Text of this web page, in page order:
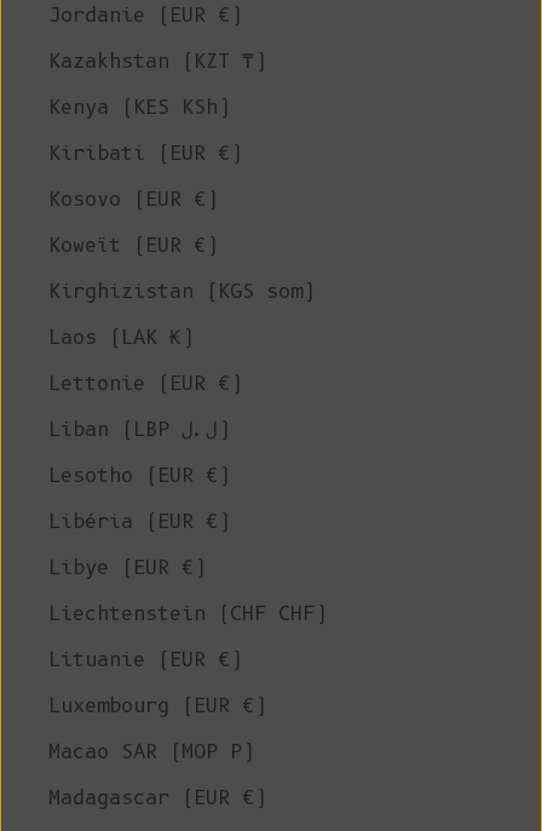
Jordanie (EUR €)
Kazakhstan (KZT ₸)
Kenya (KES KSh)
Kiribati (EUR €)
Kosovo (EUR €)
Koweït (EUR €)
Kirghizistan (KGS som)
Laos (LAK ₭)
Lettonie (EUR €)
Liban (LBP ل.ل)
Lesotho (EUR €)
Libéria (EUR €)
Libye (EUR €)
Liechtenstein (CHF CHF)
Lituanie (EUR €)
Luxembourg (EUR €)
Macao SAR (MOP P)
Madagascar (EUR €)